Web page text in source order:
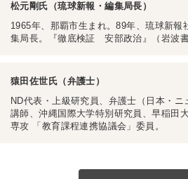
松元剛氏（琉球新報・編集局長）
1965年、那覇市生まれ。89年、琉球新報
集局長。『徹底検証 安部政治』（岩波書
猿田佐世氏（弁護士）
ND代表・上級研究員、弁護士（日本・
講師、沖縄国際大学特別研究員、早稲田
専攻 「教育課程連携協議会」委員。